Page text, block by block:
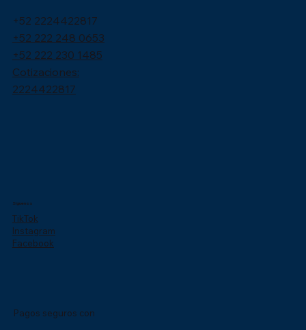
+52 2224422817
+52 222 248 0653
+52 222 230 1485
Cotizaciones:
2224422817
Síguenos
TikTok
Instagram
Facebook
Pagos seguros con